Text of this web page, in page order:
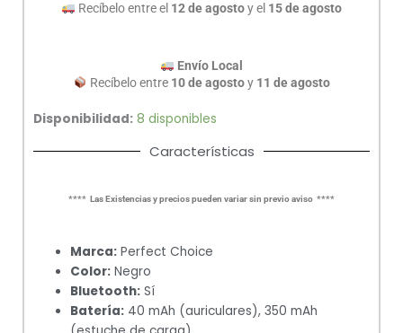
Recíbelo entre el 12 de agostoy el 15 de agosto
Envío Local
Recíbelo entre 10 de agostoy 11 de agosto
Disponibilidad: 8 disponibles
Características
**** Las Existencias y precios pueden variar sin previo aviso ****
Marca: Perfect Choice
Color: Negro
Bluetooth: Sí
Batería: 40 mAh (auriculares), 350 mAh